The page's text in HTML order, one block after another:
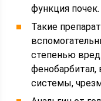
функция почек.
Такие
степенью
системы,